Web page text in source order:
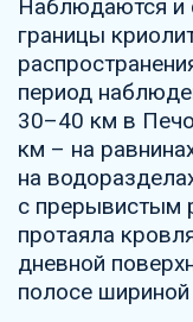
Наблюдаются и
границы
период
30–40 км в
км – на
на
с прерывистым
протаяла
дневной
полосе